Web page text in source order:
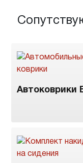
Автоковрики